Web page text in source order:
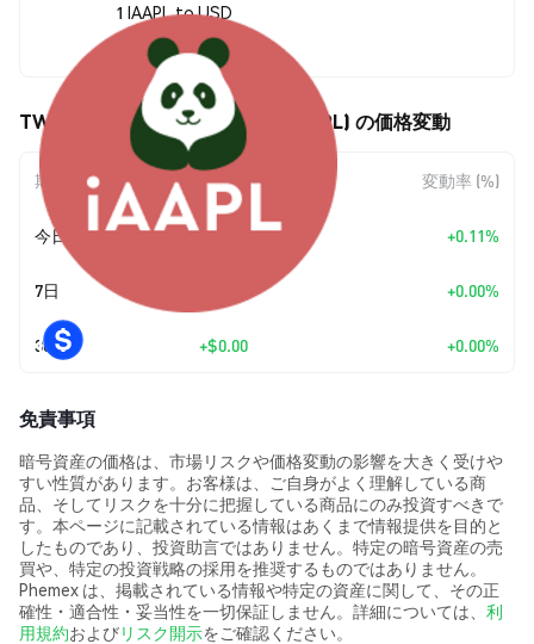
1 IAAPL to USD
$230.86
TWIN ASSET TOKEN iAAPL (IAAPL) の価格変動
期間 金額変動 変動率 (%)
今日 +$0.247609 +0.11%
7日 +0.00%
30日 +$0.00 +0.00%
免責事項
暗号資産の価格は、市場リスクや価格変動の影響を大きく受けや
すい性質があります。お客様は、ご自身がよく理解している商
品、そしてリスクを十分に把握している商品にのみ投資すべきで
す。本ページに記載されている情報はあくまで情報提供を目的と
したものであり、投資助言ではありません。特定の暗号資産の売
買や、特定の投資戦略の採用を推奨するものではありません。
Phemex は、掲載されている情報や特定の資産に関して、その正
確性・適合性・妥当性を一切保証しません。詳細については、 利
用規約およびリスク開示をご確認ください。